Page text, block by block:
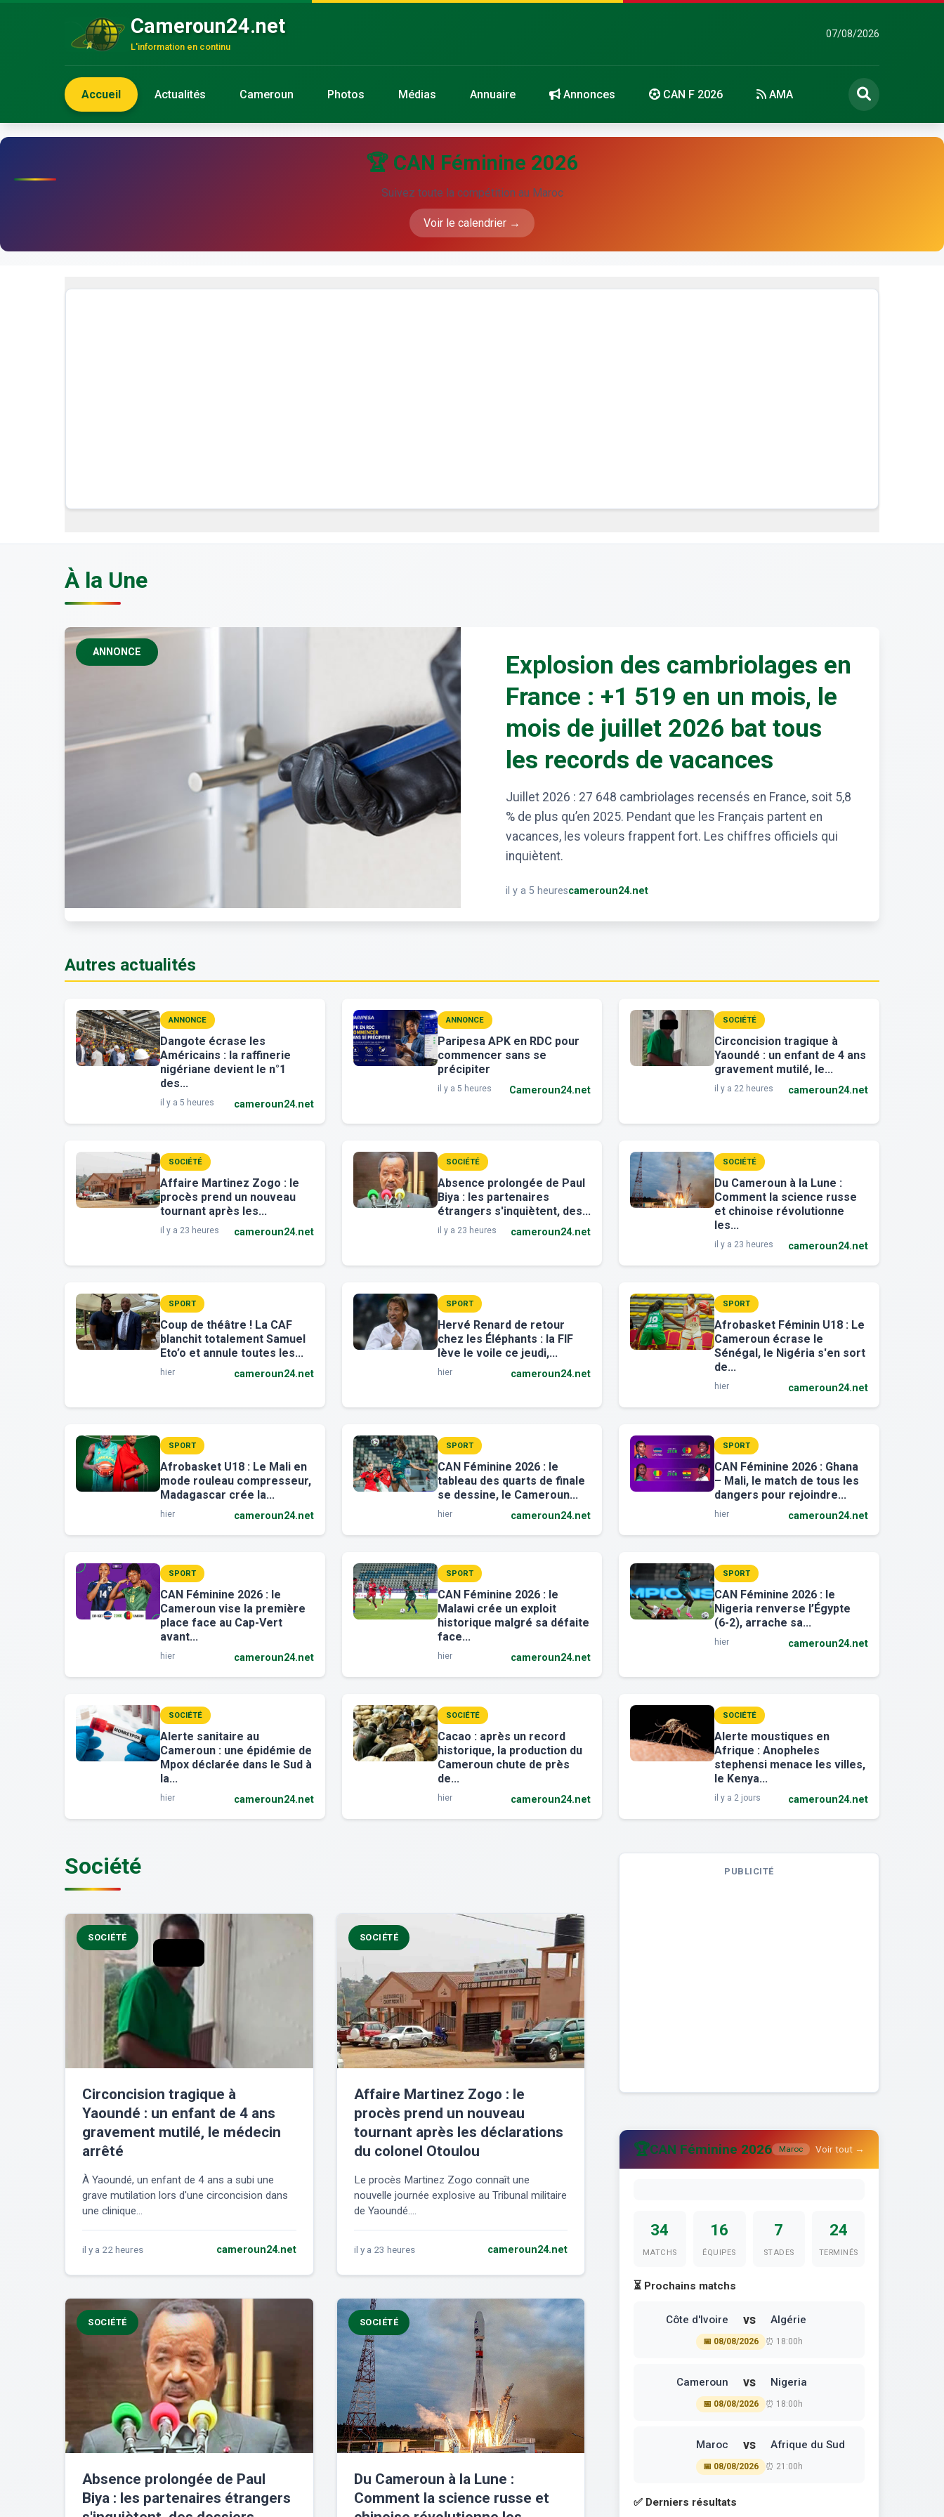
Cameroun24.net
L'information en continu
07/08/2026
Accueil Actualités Cameroun Photos Médias Annuaire Annonces CAN F 2026 AMA
🏆 CAN Féminine 2026
Suivez toute la compétition au Maroc
Voir le calendrier →
À la Une
ANNONCE
Explosion des cambriolages en
France : +1 519 en un mois, le
mois de juillet 2026 bat tous
les records de vacances
Juillet 2026 : 27 648 cambriolages recensés en France, soit 5,8
% de plus qu’en 2025. Pendant que les Français partent en
vacances, les voleurs frappent fort. Les chiffres officiels qui
inquiètent.
il y a 5 heurescameroun24.net
Autres actualités
ANNONCE
Dangote écrase les
Américains : la raffinerie
nigériane devient le n°1
des...
il y a 5 heures cameroun24.net
ANNONCE
Paripesa APK en RDC pour
commencer sans se
précipiter
il y a 5 heures Cameroun24.net
SOCIÉTÉ
Circoncision tragique à
Yaoundé : un enfant de 4 ans
gravement mutilé, le...
il y a 22 heures cameroun24.net
SOCIÉTÉ
Affaire Martinez Zogo : le
procès prend un nouveau
tournant après les...
il y a 23 heures cameroun24.net
SOCIÉTÉ
Absence prolongée de Paul
Biya : les partenaires
étrangers s'inquiètent, des...
il y a 23 heures cameroun24.net
SOCIÉTÉ
Du Cameroun à la Lune :
Comment la science russe
et chinoise révolutionne
les...
il y a 23 heures cameroun24.net
SPORT
Coup de théâtre ! La CAF
blanchit totalement Samuel
Eto’o et annule toutes les...
hier cameroun24.net
SPORT
Hervé Renard de retour
chez les Éléphants : la FIF
lève le voile ce jeudi,...
hier cameroun24.net
SPORT
Afrobasket Féminin U18 : Le
Cameroun écrase le
Sénégal, le Nigéria s'en sort
de...
hier cameroun24.net
SPORT
Afrobasket U18 : Le Mali en
mode rouleau compresseur,
Madagascar crée la...
hier cameroun24.net
SPORT
CAN Féminine 2026 : le
tableau des quarts de finale
se dessine, le Cameroun...
hier cameroun24.net
SPORT
CAN Féminine 2026 : Ghana
– Mali, le match de tous les
dangers pour rejoindre...
hier cameroun24.net
SPORT
CAN Féminine 2026 : le
Cameroun vise la première
place face au Cap-Vert
avant...
hier cameroun24.net
SPORT
CAN Féminine 2026 : le
Malawi crée un exploit
historique malgré sa défaite
face...
hier cameroun24.net
SPORT
CAN Féminine 2026 : le
Nigeria renverse l’Égypte
(6-2), arrache sa...
hier cameroun24.net
SOCIÉTÉ
Alerte sanitaire au
Cameroun : une épidémie de
Mpox déclarée dans le Sud à
la...
hier cameroun24.net
SOCIÉTÉ
Cacao : après un record
historique, la production du
Cameroun chute de près
de...
hier cameroun24.net
SOCIÉTÉ
Alerte moustiques en
Afrique : Anopheles
stephensi menace les villes,
le Kenya...
il y a 2 jours cameroun24.net
Société
SOCIÉTÉ
Circoncision tragique à
Yaoundé : un enfant de 4 ans
gravement mutilé, le médecin
arrêté
À Yaoundé, un enfant de 4 ans a subi une
grave mutilation lors d'une circoncision dans
une clinique...
il y a 22 heures cameroun24.net
SOCIÉTÉ
Affaire Martinez Zogo : le
procès prend un nouveau
tournant après les déclarations
du colonel Otoulou
Le procès Martinez Zogo connaît une
nouvelle journée explosive au Tribunal militaire
de Yaoundé....
il y a 23 heures cameroun24.net
SOCIÉTÉ
Absence prolongée de Paul
Biya : les partenaires étrangers
SOCIÉTÉ
Du Cameroun à la Lune :
Comment la science russe et
PUBLICITÉ
🏆CAN Féminine 2026 Maroc Voir tout →
34
MATCHS
16
ÉQUIPES
7
STADES
24
TERMINÉS
⏳ Prochains matchs
Côte d'Ivoire vs Algérie
📅 08/08/2026 ⏰ 18:00h
Cameroun vs Nigeria
📅 08/08/2026 ⏰ 18:00h
Maroc vs Afrique du Sud
📅 08/08/2026 ⏰ 21:00h
✅ Derniers résultats